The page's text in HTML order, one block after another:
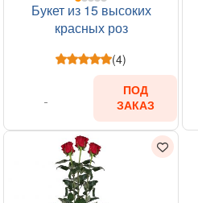
Букет из 15 высоких
красных роз
(4)
ПОД
ЗАКАЗ